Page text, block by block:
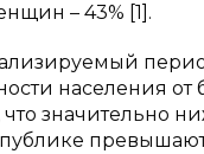
– 43% [1].
населения
значительно